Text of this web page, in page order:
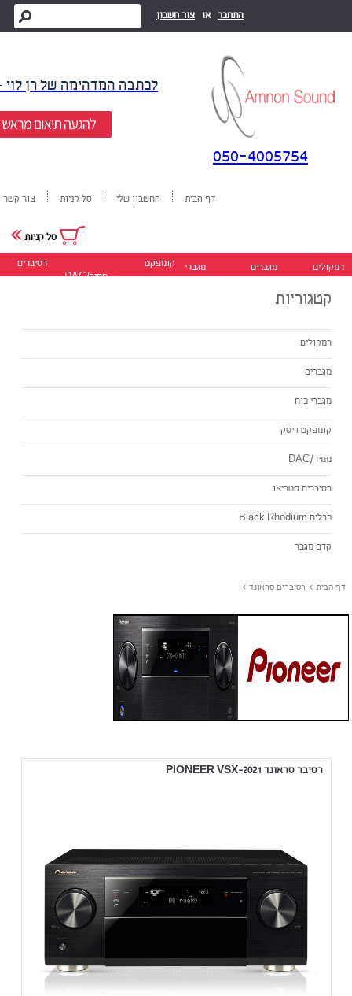
התחבר או צור חשבון
050-4005754
לכתבה המדהימה של רן לוי
דף הבית החשבון שלי סל קניות צור קשר
סל קניות
רמקולים מגברים
מגברי
קומפקט
דיסק
ממיר/DAC
רסיברים
סטריאו
קטגוריות
רמקולים
מגברים
מגברי כוח
קומפקט דיסק
ממיר/DAC
רסיברים סטריאו
כבלים Black Rhodium
קדם מגבר
דף הבית > רסיברים סראונד >
רסיבר סראונד PIONEER VSX-2021